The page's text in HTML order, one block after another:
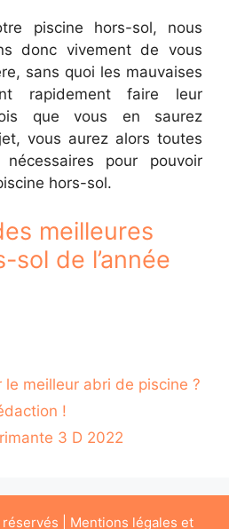
piscine hors-sol, nous
donc vivement de vous
sans quoi les mauvaises
rapidement faire leur
que vous en saurez
vous aurez alors toutes
nécessaires pour pouvoir
hors-sol.
meilleures
sol de l’année
le meilleur abri de piscine ?
!
3 D 2022
| Mentions légales et